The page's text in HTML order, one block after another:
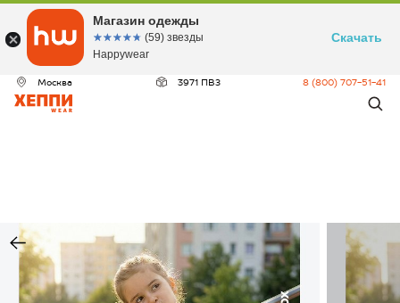
Москва 3971 ПВЗ 8 (800) 707-51-41
Магазин одежды
☆☆☆☆☆
★★★★★ (59) звезды
Happywear
Скачать